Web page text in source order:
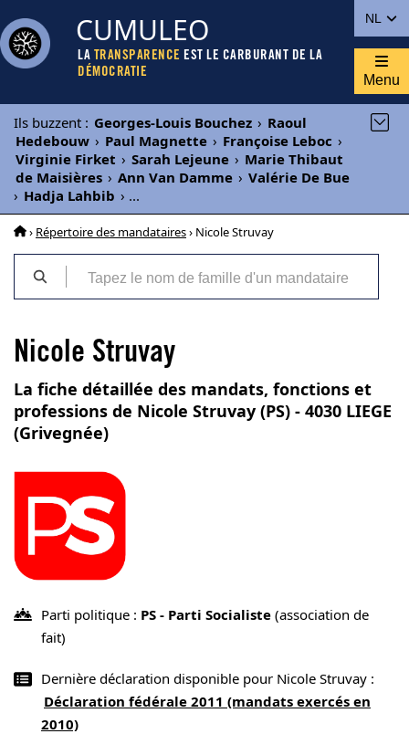
NL
CUMULEO
LA TRANSPARENCE EST LE CARBURANT DE LA
DÉMOCRATIE
Menu
Ils buzzent : Georges-Louis Bouchez › Raoul
Hedebouw › Paul Magnette › Françoise Leboc ›
Virginie Firket › Sarah Lejeune › Marie Thibaut
de Maisières › Ann Van Damme › Valérie De Bue
› Hadja Lahbib › ...
› Répertoire des mandataires› Nicole Struvay
Nicole Struvay
La fiche détaillée des mandats, fonctions et
professions de Nicole Struvay (PS) - 4030 LIEGE
(Grivegnée)
Parti politique : PS - Parti Socialiste (association de
fait)
Dernière déclaration disponible pour Nicole Struvay :
Déclaration fédérale 2011 (mandats exercés en
2010)